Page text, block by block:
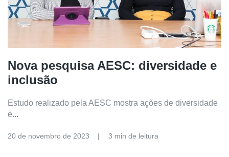
Nova pesquisa AESC: diversidade e
inclusão
Estudo realizado pela AESC mostra ações de diversidade
e...
20 de novembro de 2023 3 min de leitura